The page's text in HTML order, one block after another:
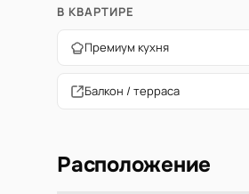
В КВАРТИРЕ
Премиум кухня
Балкон / терраса
Расположение